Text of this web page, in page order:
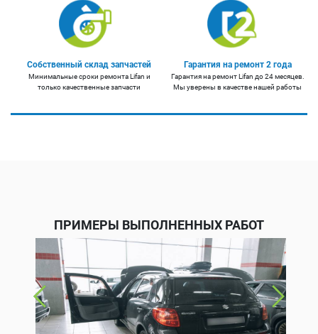
Собственный склад запчастей
Минимальные сроки ремонта Lifan и
только качественные запчасти
Гарантия на ремонт 2 года
Гарантия на ремонт Lifan до 24 месяцев.
Мы уверены в качестве нашей работы
ПРИМЕРЫ ВЫПОЛНЕННЫХ РАБОТ